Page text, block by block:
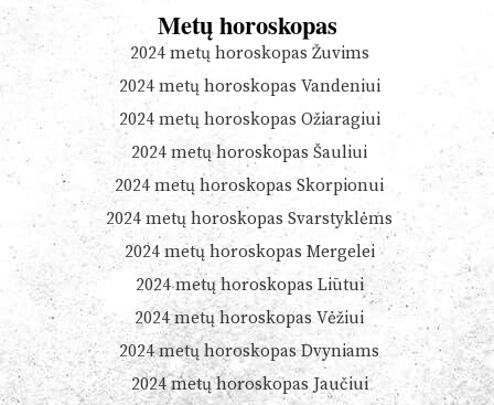
Metų horoskopas
2024 metų horoskopas Žuvims
2024 metų horoskopas Vandeniui
2024 metų horoskopas Ožiaragiui
2024 metų horoskopas Šauliui
2024 metų horoskopas Skorpionui
2024 metų horoskopas Svarstyklėms
2024 metų horoskopas Mergelei
2024 metų horoskopas Liūtui
2024 metų horoskopas Vėžiui
2024 metų horoskopas Dvyniams
2024 metų horoskopas Jaučiui